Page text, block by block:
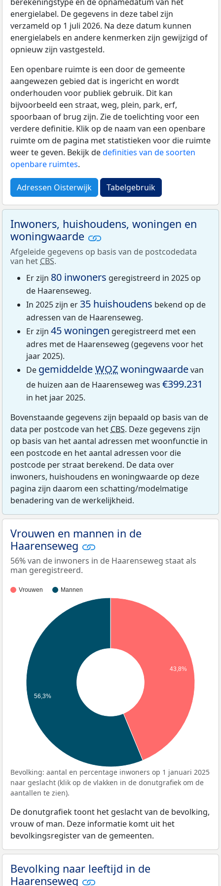
energielabel. De gegevens in deze tabel zijn
verzameld op 1 juli 2026. Na deze datum kunnen
energielabels en andere kenmerken zijn gewijzigd of
opnieuw zijn vastgesteld.
Een openbare ruimte is een door de gemeente
aangewezen gebied dat is ingericht en wordt
onderhouden voor publiek gebruik. Dit kan
bijvoorbeeld een straat, weg, plein, park, erf,
spoorbaan of brug zijn. Zie de toelichting voor een
verdere definitie. Klik op de naam van een openbare
ruimte om de pagina met statistieken voor die ruimte
weer te geven. Bekijk dedefinities van de soorten
openbare ruimtes.
Adressen Oisterwijk Tabelgebruik
Inwoners, huishoudens, woningen en
woningwaarde
Afgeleide gegevens op basis van de postcodedata
van het CBS.
Er zijn 80 inwoners geregistreerd in 2025 op
de Haarenseweg.
In 2025 zijn er 35 huishoudens bekend op de
adressen van de Haarenseweg.
Er zijn 45 woningen geregistreerd met een
adres met de Haarenseweg (gegevens voor het
jaar 2025).
De gemiddeldeWOZwoningwaardevan
de huizen aan de Haarenseweg was €399.231
in het jaar 2025.
Bovenstaande gegevens zijn bepaald op basis van de
data per postcode van het CBS. Deze gegevens zijn
op basis van het aantal adressen met woonfunctie in
een postcode en het aantal adressen voor die
postcode per straat berekend. De data over
inwoners, huishoudens en woningwaarde op deze
pagina zijn daarom een schatting/modelmatige
benadering van de werkelijkheid.
Vrouwen en mannen in de
Haarenseweg
56% van de inwoners in de Haarenseweg staat als
man geregistreerd.
Vrouwen Mannen
43,8%
56,3%
Bevolking: aantal en percentage inwoners op 1 januari 2025
naar geslacht (klik op de vlakken in de donutgrafiek om de
aantallen te zien).
De donutgrafiek toont het geslacht van de bevolking,
vrouw of man. Deze informatie komt uit het
bevolkingsregister van de gemeenten.
Bevolking naar leeftijd in de
Haarenseweg